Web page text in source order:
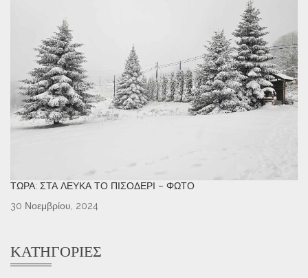
ΤΏΡΑ: ΣΤΑ ΛΕΥΚΆ ΤΟ ΠΙΣΟΔΈΡΙ – ΦΩΤΌ
30 Νοεμβρίου, 2024
ΚΑΤΗΓΟΡΊΕΣ